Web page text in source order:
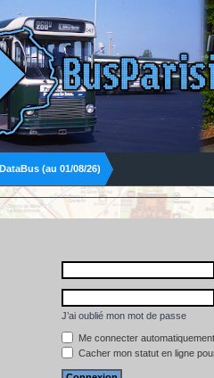
DataBus (au 01/08/26)
J’ai oublié mon mot de passe
Me connecter
Cacher mon statut en ligne